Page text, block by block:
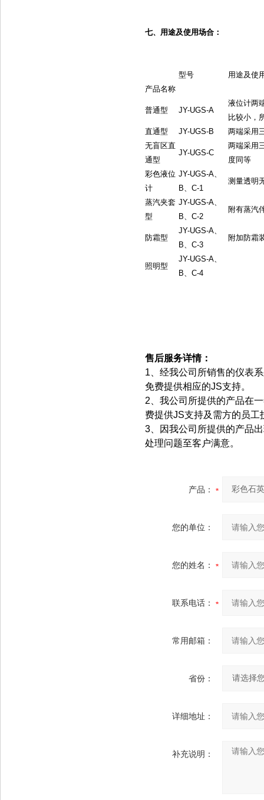
七、用途及使用场合：
产品名称
型号 用途及使
普通型 JY-UGS-A
液位计两
比较小，
直通型
JY-UGS-B
两端采用
无盲区直
通型
JY-UGS-C
两端采用
度同等
彩色液位
计
JY-UGS-A、
B、C-1
测量透明
蒸汽夹套
型
JY-UGS-A、
B、C-2
附有蒸汽
防霜型
JY-UGS-A、
B、C-3
附加防霜
照明型
JY-UGS-A、
B、C-4
售后服务详情：
1 、经我公司所销售的仪表
免费提供相应的JS支持。
2、我公司所提供的产品在
费提供JS支持及需方的员工
3、因我公司所提供的产品
处理问题至客户满意。
产品：
您的单位：
您的姓名：
联系电话：
常用邮箱：
省份：
详细地址：
补充说明：